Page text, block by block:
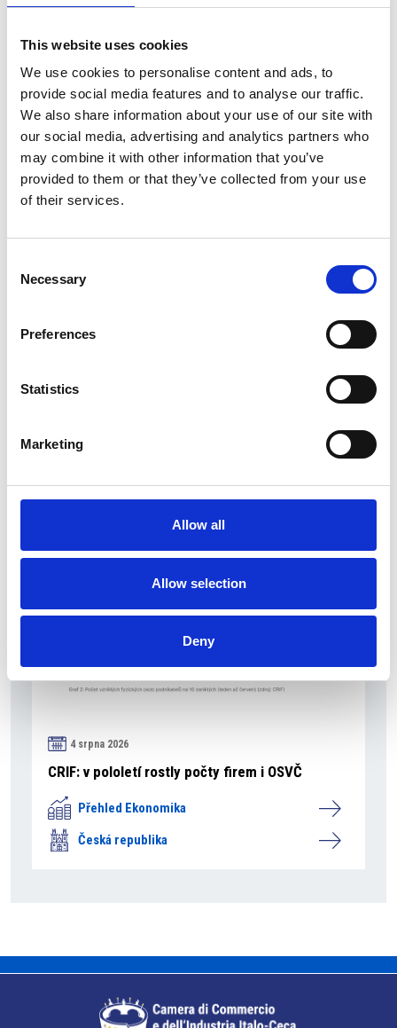
This website uses cookies
We use cookies to personalise content and ads, to
provide social media features and to analyse our traffic.
We also share information about your use of our site with
our social media, advertising and analytics partners who
may combine it with other information that you’ve
provided to them or that they’ve collected from your use
of their services.
Selection
Necessary
Preferences
Statistics
Marketing
Allow all
Allow selection
Deny
deset miliard eur
Přehled Ekonomika
Itálie
Česká republika
Česká republika
4 srpna 2026
CRIF: v pololetí rostly počty firem i OSVČ
Přehled Ekonomika
Česká republika